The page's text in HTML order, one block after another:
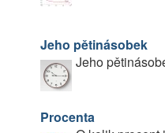
Jeho pětinásobek
Jeho
Procenta